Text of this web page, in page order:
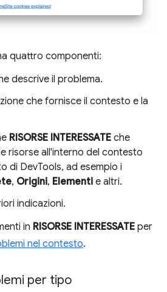
quattro componenti:
descrive il problema.
che fornisce il contesto e la
RISORSE INTERESSATE che
risorse all'interno del contesto
di DevTools, ad esempio i
, Origini, Elementi e altri.
indicazioni.
in RISORSE INTERESSATE per
nel contesto.
per tipo